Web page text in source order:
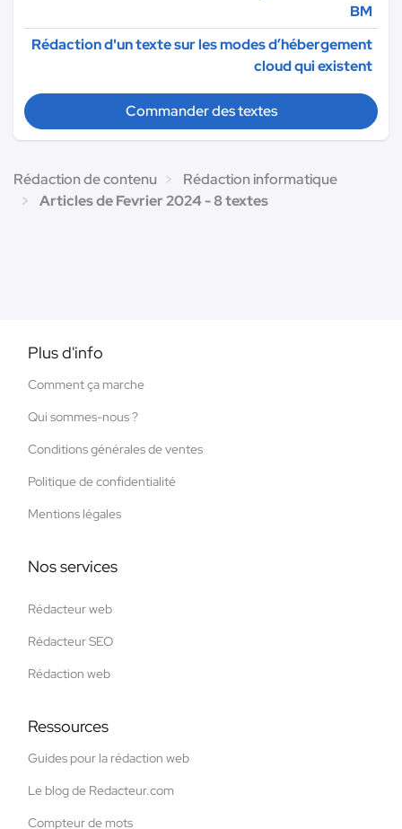
BM
Rédaction d'un texte sur les modes d’hébergement
cloud qui existent
Commander des textes
Rédaction de contenu
Rédaction informatique
Articles de Fevrier 2024 - 8 textes
Plus d'info
Comment ça marche
Qui sommes-nous ?
Conditions générales de ventes
Politique de confidentialité
Mentions légales
Nos services
Rédacteur web
Rédacteur SEO
Rédaction web
Ressources
Guides pour la rédaction web
Le blog de Redacteur.com
Compteur de mots